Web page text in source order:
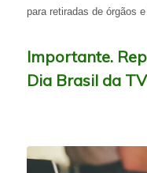
para retiradas de órgãos e
Importante.
Dia Brasil da